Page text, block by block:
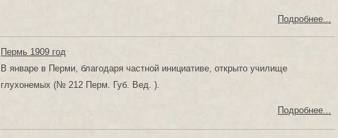
Подробнее...
Пермь 1909 год
В январе в Перми, благодаря частной инициативе, открыто училище
глухонемых (№ 212 Перм. Губ. Вед. ).
Подробнее...